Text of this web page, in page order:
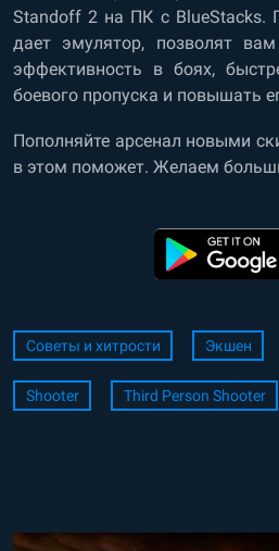
Standoff 2 на ПК с BlueStacks.
дает эмулятор, позволят
эффективность в боях,
боевого пропуска и повышать
Пополняйте арсенал новыми
в этом поможет. Желаем
Советы и хитрости Экшен
Shooter Third Person Shooter